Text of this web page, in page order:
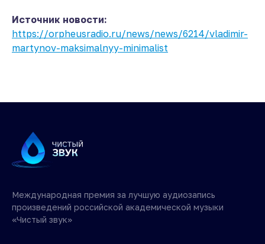
Источник новости:
https://orpheusradio.ru/news/news/6214/vladimir-
martynov-maksimalnyy-minimalist
Международная премия за лучшую аудиозапись
произведений российской академической музыки
«Чистый звук»